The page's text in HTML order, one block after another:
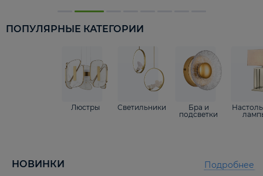
ПОПУЛЯРНЫЕ КАТЕГОРИИ
Люстры Светильники
Бра и
подсветки
НОВИНКИ Подробнее